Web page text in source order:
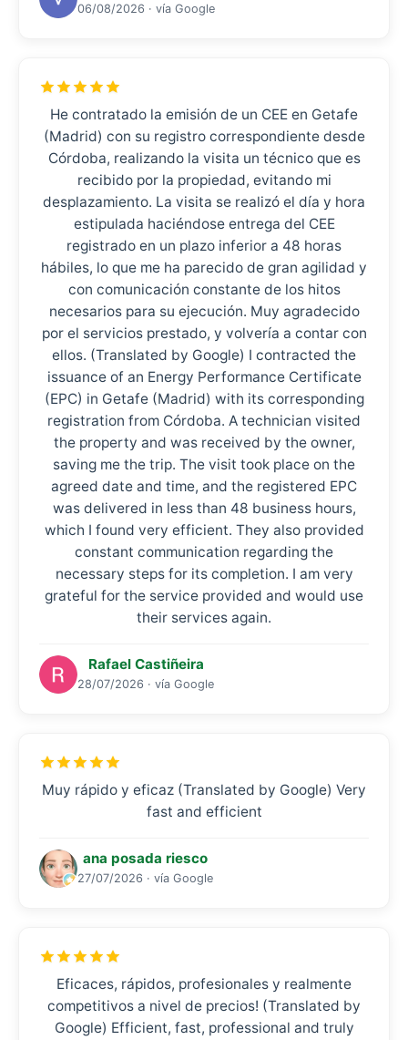
06/08/2026 · vía Google
He contratado la emisión de un CEE en Getafe
(Madrid) con su registro correspondiente desde
Córdoba, realizando la visita un técnico que es
recibido por la propiedad, evitando mi
desplazamiento. La visita se realizó el día y hora
estipulada haciéndose entrega del CEE
registrado en un plazo inferior a 48 horas
hábiles, lo que me ha parecido de gran agilidad y
con comunicación constante de los hitos
necesarios para su ejecución. Muy agradecido
por el servicios prestado, y volvería a contar con
ellos. (Translated by Google) I contracted the
issuance of an Energy Performance Certificate
(EPC) in Getafe (Madrid) with its corresponding
registration from Córdoba. A technician visited
the property and was received by the owner,
saving me the trip. The visit took place on the
agreed date and time, and the registered EPC
was delivered in less than 48 business hours,
which I found very efficient. They also provided
constant communication regarding the
necessary steps for its completion. I am very
grateful for the service provided and would use
their services again.
Rafael Castiñeira
28/07/2026 · vía Google
Muy rápido y eficaz (Translated by Google) Very
fast and efficient
ana posada riesco
27/07/2026 · vía Google
Eficaces, rápidos, profesionales y realmente
competitivos a nivel de precios! (Translated by
Google) Efficient, fast, professional and truly